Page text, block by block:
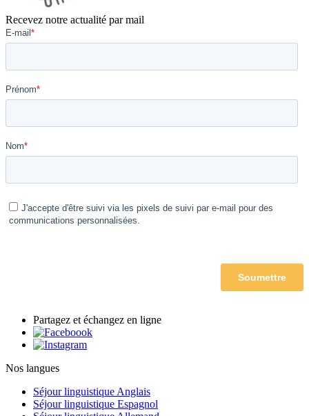
Recevez notre actualité par mail
Partagez et échangez en ligne
Nos langues
Séjour linguistique Anglais
Séjour linguistique Espagnol